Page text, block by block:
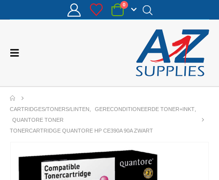
0
CARTRIDGES/TONERS/LINTEN GERECONDITIONEERDE TONER+INKT
QUANTORE TONER
TONERCARTRIDGE QUANTORE HP CE390A 90A ZWART